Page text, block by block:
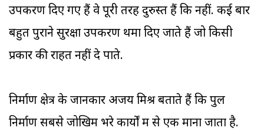
उपकरण दिए गए हैं वे पूरी तरह दुरुस्त हैं कि नहीं. कई बार
बहुत पुराने सुरक्षा उपकरण थमा दिए जाते हैं जो किसी
प्रकार की राहत नहीं दे पाते.
निर्माण क्षेत्र के जानकार अजय मिश्र बताते हैं कि पुल
निर्माण सबसे जोखिम भरे कार्यों में से एक माना जाता है.